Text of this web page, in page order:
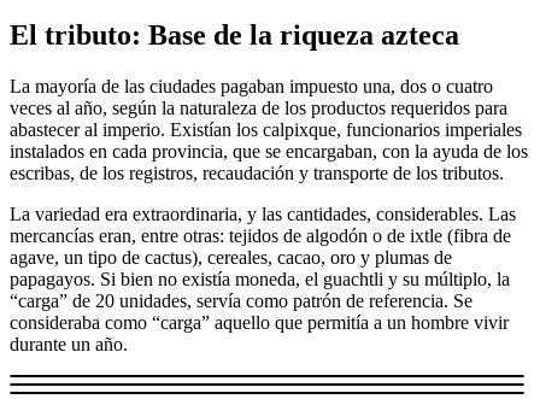
El tributo: Base de la riqueza azteca
La mayoría de las ciudades pagaban impuesto una, dos o cuatro
veces al año, según la naturaleza de los productos requeridos para
abastecer al imperio. Existían los calpixque, funcionarios imperiales
instalados en cada provincia, que se encargaban, con la ayuda de los
escribas, de los registros, recaudación y transporte de los tributos.
La variedad era extraordinaria, y las cantidades, considerables. Las
mercancías eran, entre otras: tejidos de algodón o de ixtle (fibra de
agave, un tipo de cactus), cereales, cacao, oro y plumas de
papagayos. Si bien no existía moneda, el guachtli y su múltiplo, la
“carga” de 20 unidades, servía como patrón de referencia. Se
consideraba como “carga” aquello que permitía a un hombre vivir
durante un año.